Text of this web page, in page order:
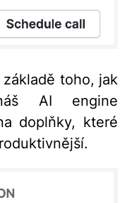
základě toho, jak
AI engine
doplňky, které